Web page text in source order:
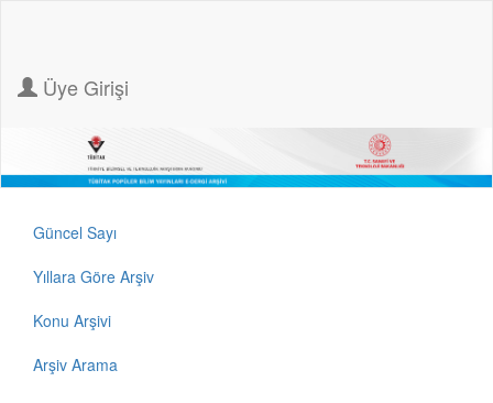
Üye Girişi
Güncel Sayı
Yıllara Göre Arşiv
Konu Arşivi
Arşiv Arama